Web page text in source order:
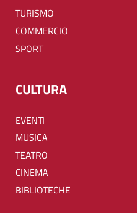
TURISMO
COMMERCIO
SPORT
CULTURA
EVENTI
MUSICA
TEATRO
CINEMA
BIBLIOTECHE